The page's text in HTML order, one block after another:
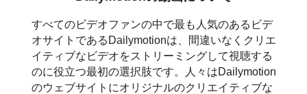
বাংলা
தமிழ்
ਪੰਜਾਬੀ
すべてのビデオファンの中で最も人気のあるビデ
オサイトであるDailymotionは、間違いなくクリエ
イティブなビデオをストリーミングして視聴する
のに役立つ最初の選択肢です。人々はDailymotion
のウェブサイトにオリジナルのクリエイティブな